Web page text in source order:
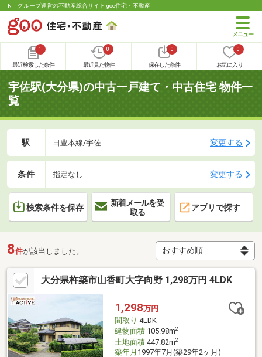
NTTグループ運営の不動産総合サイト goo住宅・不動産
1
最近検索した条件
0
最近見た物件
0
保存した条件
0
お気に入り
宇佐駅(大分県)の中古一戸建て・中古住宅 物件一
覧
駅 日豊本線/宇佐 変更する
条件 指定なし 変更する
検索条件を保存
新着メールを受
取る
アプリで探す
8件が該当しました。
大分県杵築市山香町大字向野 1,298万円 4LDK
1,298万円
間取り 4LDK
建物面積105.98m2
土地面積447.82m2
築年月 1997年7月(築29年2ヶ月)